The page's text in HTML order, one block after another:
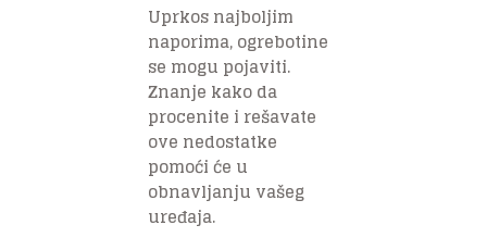
Uprkos najboljim
naporima, ogrebotine
se mogu pojaviti.
Znanje kako da
procenite i rešavate
ove nedostatke
pomoći će u
obnavljanju vašeg
uređaja.